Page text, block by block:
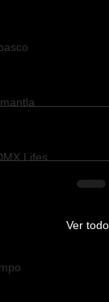
Lifes
Ver todo